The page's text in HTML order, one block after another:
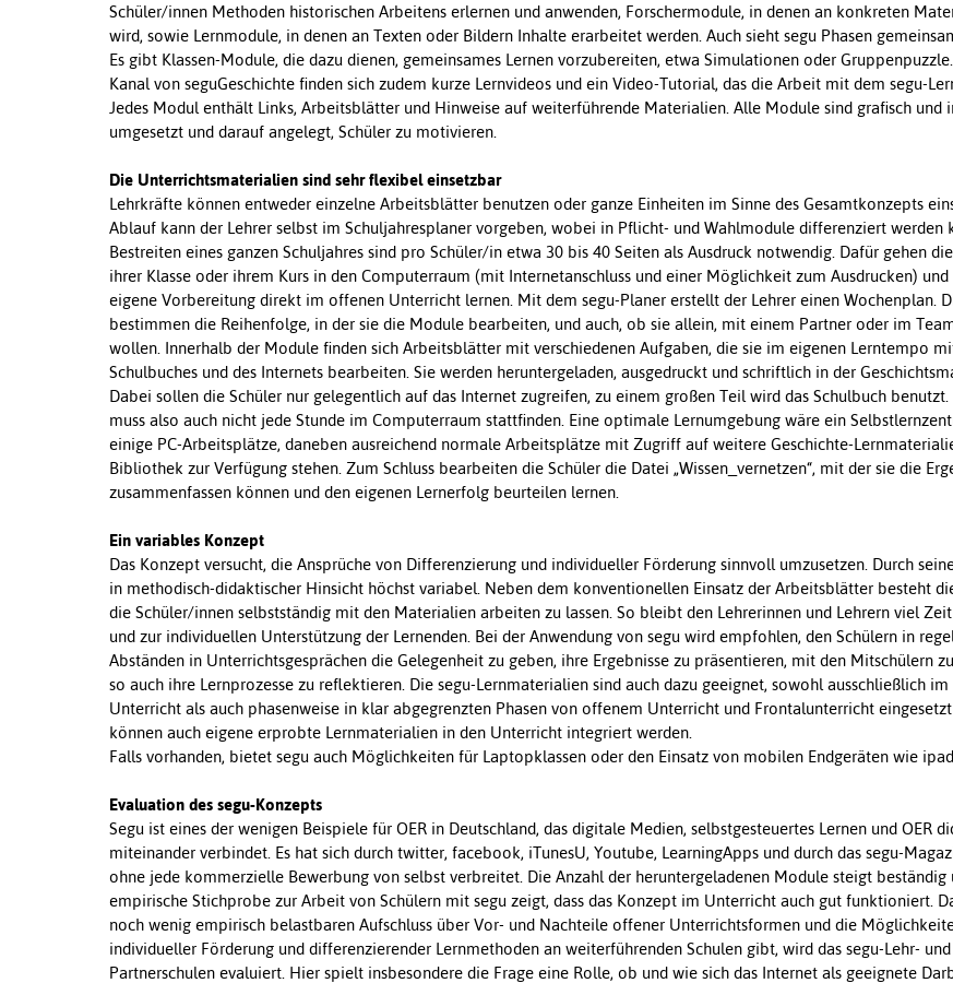
Schüler/innen Methoden historischen Arbeitens erlernen und anwenden, Forschermodule, in denen an konkreten
wird, sowie Lernmodule, in denen an Texten oder Bildern Inhalte erarbeitet werden. Auch sieht segu Phasen
Es gibt Klassen-Module, die dazu dienen, gemeinsames Lernen vorzubereiten, etwa Simulationen oder
Kanal von seguGeschichte finden sich zudem kurze Lernvideos und ein Video-Tutorial, das die Arbeit mit dem segu-
Jedes Modul enthält Links, Arbeitsblätter und Hinweise auf weiterführende Materialien. Alle Module sind grafisch und
umgesetzt und darauf angelegt, Schüler zu motivieren.
Die Unterrichtsmaterialien sind sehr flexibel einsetzbar
Lehrkräfte können entweder einzelne Arbeitsblätter benutzen oder ganze Einheiten im Sinne des Gesamtkonzepts
Ablauf kann der Lehrer selbst im Schuljahresplaner vorgeben, wobei in Pflicht- und Wahlmodule differenziert werden
Bestreiten eines ganzen Schuljahres sind pro Schüler/in etwa 30 bis 40 Seiten als Ausdruck notwendig. Dafür gehen
ihrer Klasse oder ihrem Kurs in den Computerraum (mit Internetanschluss und einer Möglichkeit zum Ausdrucken)
eigene Vorbereitung direkt im offenen Unterricht lernen. Mit dem segu-Planer erstellt der Lehrer einen Wochenplan.
bestimmen die Reihenfolge, in der sie die Module bearbeiten, und auch, ob sie allein, mit einem Partner oder im
wollen. Innerhalb der Module finden sich Arbeitsblätter mit verschiedenen Aufgaben, die sie im eigenen Lerntempo
Schulbuches und des Internets bearbeiten. Sie werden heruntergeladen, ausgedruckt und schriftlich in der
Dabei sollen die Schüler nur gelegentlich auf das Internet zugreifen, zu einem großen Teil wird das Schulbuch
muss also auch nicht jede Stunde im Computerraum stattfinden. Eine optimale Lernumgebung wäre ein
einige PC-Arbeitsplätze, daneben ausreichend normale Arbeitsplätze mit Zugriff auf weitere Geschichte-
Bibliothek zur Verfügung stehen. Zum Schluss bearbeiten die Schüler die Datei „Wissen_vernetzen“, mit der sie die
zusammenfassen können und den eigenen Lernerfolg beurteilen lernen.
Ein variables Konzept
Das Konzept versucht, die Ansprüche von Differenzierung und individueller Förderung sinnvoll umzusetzen. Durch
in methodisch-didaktischer Hinsicht höchst variabel. Neben dem konventionellen Einsatz der Arbeitsblätter besteht
die Schüler/innen selbstständig mit den Materialien arbeiten zu lassen. So bleibt den Lehrerinnen und Lehrern viel
und zur individuellen Unterstützung der Lernenden. Bei der Anwendung von segu wird empfohlen, den Schülern in
Abständen in Unterrichtsgesprächen die Gelegenheit zu geben, ihre Ergebnisse zu präsentieren, mit den Mitschülern
so auch ihre Lernprozesse zu reflektieren. Die segu-Lernmaterialien sind auch dazu geeignet, sowohl ausschließlich
Unterricht als auch phasenweise in klar abgegrenzten Phasen von offenem Unterricht und Frontalunterricht eingesetzt
können auch eigene erprobte Lernmaterialien in den Unterricht integriert werden.
Falls vorhanden, bietet segu auch Möglichkeiten für Laptopklassen oder den Einsatz von mobilen Endgeräten wie
Evaluation des segu-Konzepts
Segu ist eines der wenigen Beispiele für OER in Deutschland, das digitale Medien, selbstgesteuertes Lernen und OER
miteinander verbindet. Es hat sich durch twitter, facebook, iTunesU, Youtube, LearningApps und durch das segu-
ohne jede kommerzielle Bewerbung von selbst verbreitet. Die Anzahl der heruntergeladenen Module steigt beständig
empirische Stichprobe zur Arbeit von Schülern mit segu zeigt, dass das Konzept im Unterricht auch gut funktioniert.
noch wenig empirisch belastbaren Aufschluss über Vor- und Nachteile offener Unterrichtsformen und die
individueller Förderung und differenzierender Lernmethoden an weiterführenden Schulen gibt, wird das segu-Lehr-
Partnerschulen evaluiert. Hier spielt insbesondere die Frage eine Rolle, ob und wie sich das Internet als geeignete